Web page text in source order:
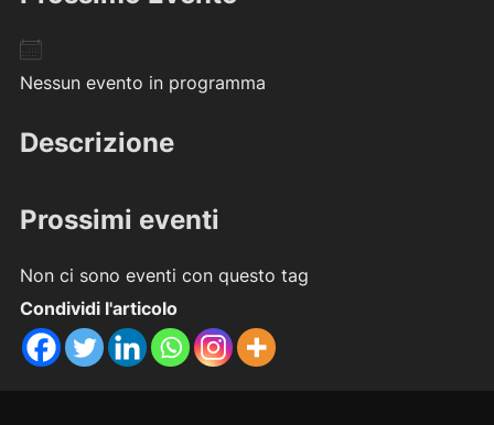
Nessun evento in programma
Descrizione
Prossimi eventi
Non ci sono eventi con questo tag
Condividi l'articolo